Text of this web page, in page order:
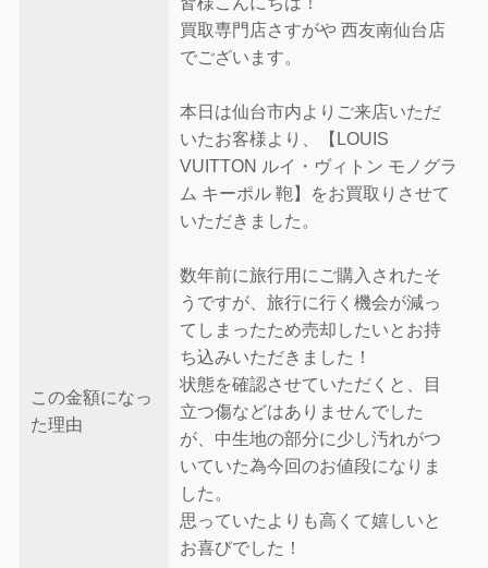
この金額になっ
た理由
買取専門店さすがや 西友南仙台店
でございます。
本日は仙台市内よりご来店いただ
いたお客様より、【LOUIS
VUITTON ルイ・ヴィトン モノグラ
ム キーポル 鞄】をお買取りさせて
いただきました。
数年前に旅行用にご購入されたそ
うですが、旅行に行く機会が減っ
てしまったため売却したいとお持
ち込みいただきました！
状態を確認させていただくと、目
立つ傷などはありませんでした
が、中生地の部分に少し汚れがつ
いていた為今回のお値段になりま
した。
思っていたよりも高くて嬉しいと
お喜びでした！